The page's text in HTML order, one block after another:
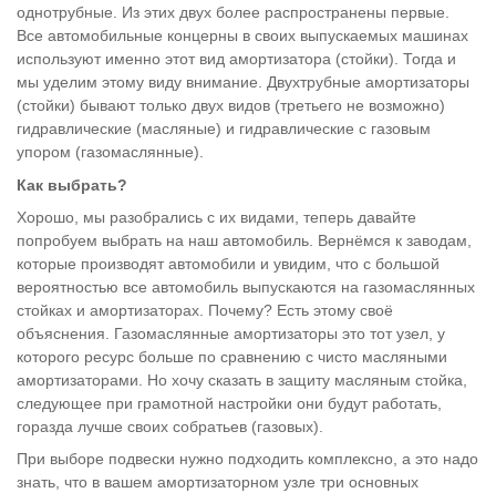
однотрубные. Из этих двух более распространены первые.
Все автомобильные концерны в своих выпускаемых машинах
используют именно этот вид амортизатора (стойки). Тогда и
мы уделим этому виду внимание. Двухтрубные амортизаторы
(стойки) бывают только двух видов (третьего не возможно)
гидравлические (масляные) и гидравлические с газовым
упором (газомаслянные).
Как выбрать?
Хорошо, мы разобрались с их видами, теперь давайте
попробуем выбрать на наш автомобиль. Вернёмся к заводам,
которые производят автомобили и увидим, что с большой
вероятностью все автомобиль выпускаются на газомаслянных
стойках и амортизаторах. Почему? Есть этому своё
объяснения. Газомаслянные амортизаторы это тот узел, у
которого ресурс больше по сравнению с чисто масляными
амортизаторами. Но хочу сказать в защиту масляным стойка,
следующее при грамотной настройки они будут работать,
горазда лучше своих собратьев (газовых).
При выборе подвески нужно подходить комплексно, а это надо
знать, что в вашем амортизаторном узле три основных